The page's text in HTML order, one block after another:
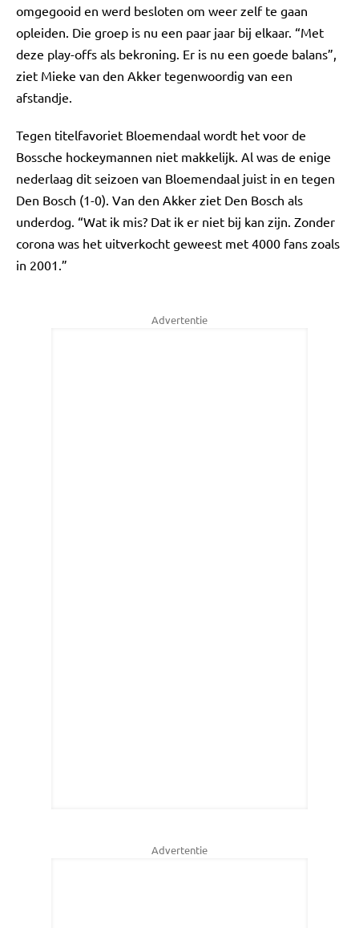
omgegooid en werd besloten om weer zelf te gaan
opleiden. Die groep is nu een paar jaar bij elkaar. “Met
deze play-offs als bekroning. Er is nu een goede balans”,
ziet Mieke van den Akker tegenwoordig van een
afstandje.
Tegen titelfavoriet Bloemendaal wordt het voor de
Bossche hockeymannen niet makkelijk. Al was de enige
nederlaag dit seizoen van Bloemendaal juist in en tegen
Den Bosch (1-0). Van den Akker ziet Den Bosch als
underdog. “Wat ik mis? Dat ik er niet bij kan zijn. Zonder
corona was het uitverkocht geweest met 4000 fans zoals
in 2001.”
Advertentie
Advertentie